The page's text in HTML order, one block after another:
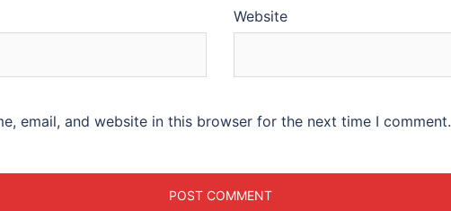
Website
email, and website in this browser for the next time I comment.